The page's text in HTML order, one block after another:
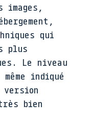
qui
plus
Le niveau
indiqué
bien